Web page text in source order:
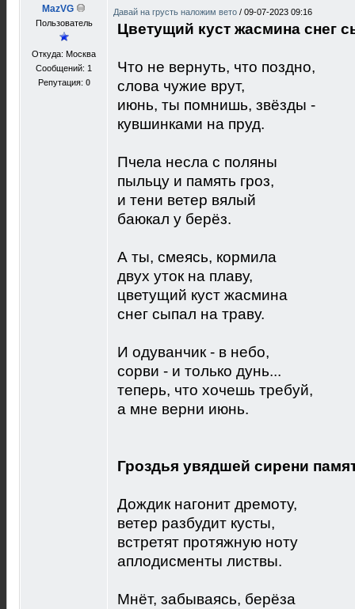
MazVG
Пользователь
Откуда: Москва
Сообщений: 1
Репутация: 0
Давай на грусть наложим вето / 09-07-2023 09:16
Цветущий куст жасмина снег
Что не вернуть, что поздно,
слова чужие врут,
июнь, ты помнишь, звёзды -
кувшинками на пруд.
Пчела несла с поляны
пыльцу и память гроз,
и тени ветер вялый
баюкал у берёз.
А ты, смеясь, кормила
двух уток на плаву,
цветущий куст жасмина
снег сыпал на траву.
И одуванчик - в небо,
сорви - и только дунь...
теперь, что хочешь требуй,
а мне верни июнь.
Гроздья увядшей сирени
Дождик нагонит дремоту,
ветер разбудит кусты,
встретят протяжную ноту
аплодисменты листвы.
Мнёт, забываясь, берёза